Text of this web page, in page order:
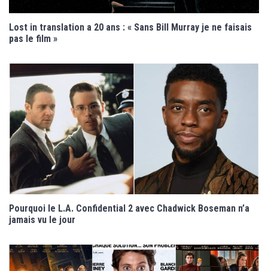
Lost in translation a 20 ans : « Sans Bill Murray je ne faisais
pas le film »
Pourquoi le L.A. Confidential 2 avec Chadwick Boseman n’a
jamais vu le jour